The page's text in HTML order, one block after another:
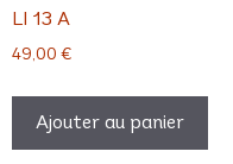
LI 13 A
49,00 €
Ajouter au panier